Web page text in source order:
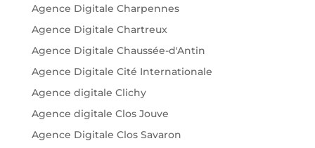
Agence Digitale Charpennes
Agence Digitale Chartreux
Agence Digitale Chaussée-d'Antin
Agence Digitale Cité Internationale
Agence digitale Clichy
Agence digitale Clos Jouve
Agence Digitale Clos Savaron